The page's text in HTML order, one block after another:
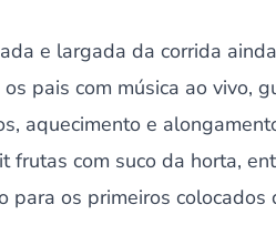
e largada da corrida
pais com música ao vivo,
aquecimento e
frutas com suco da horta,
para os primeiros colocados